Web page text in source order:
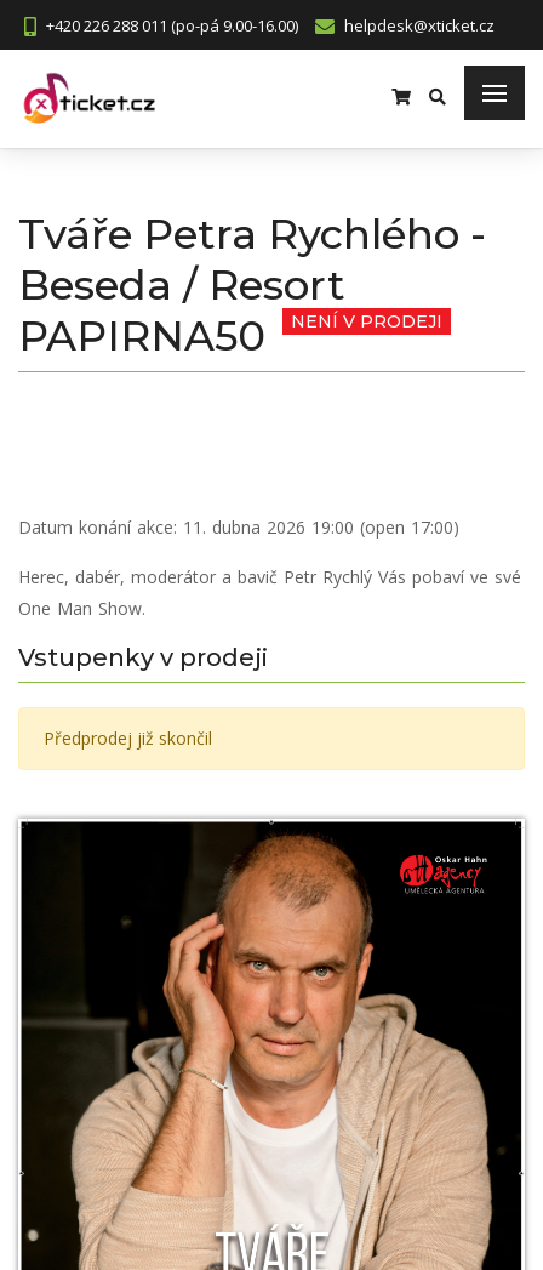
+420 226 288 011 (po-pá 9.00-16.00) helpdesk@xticket.cz
Tváře Petra Rychlého -
Beseda / Resort
PAPIRNA50
NENÍ V PRODEJI
Datum konání akce: 11. dubna 2026 19:00 (open 17:00)
Herec, dabér, moderátor a bavič Petr Rychlý Vás pobaví ve své
One Man Show.
Vstupenky v prodeji
Předprodej již skončil